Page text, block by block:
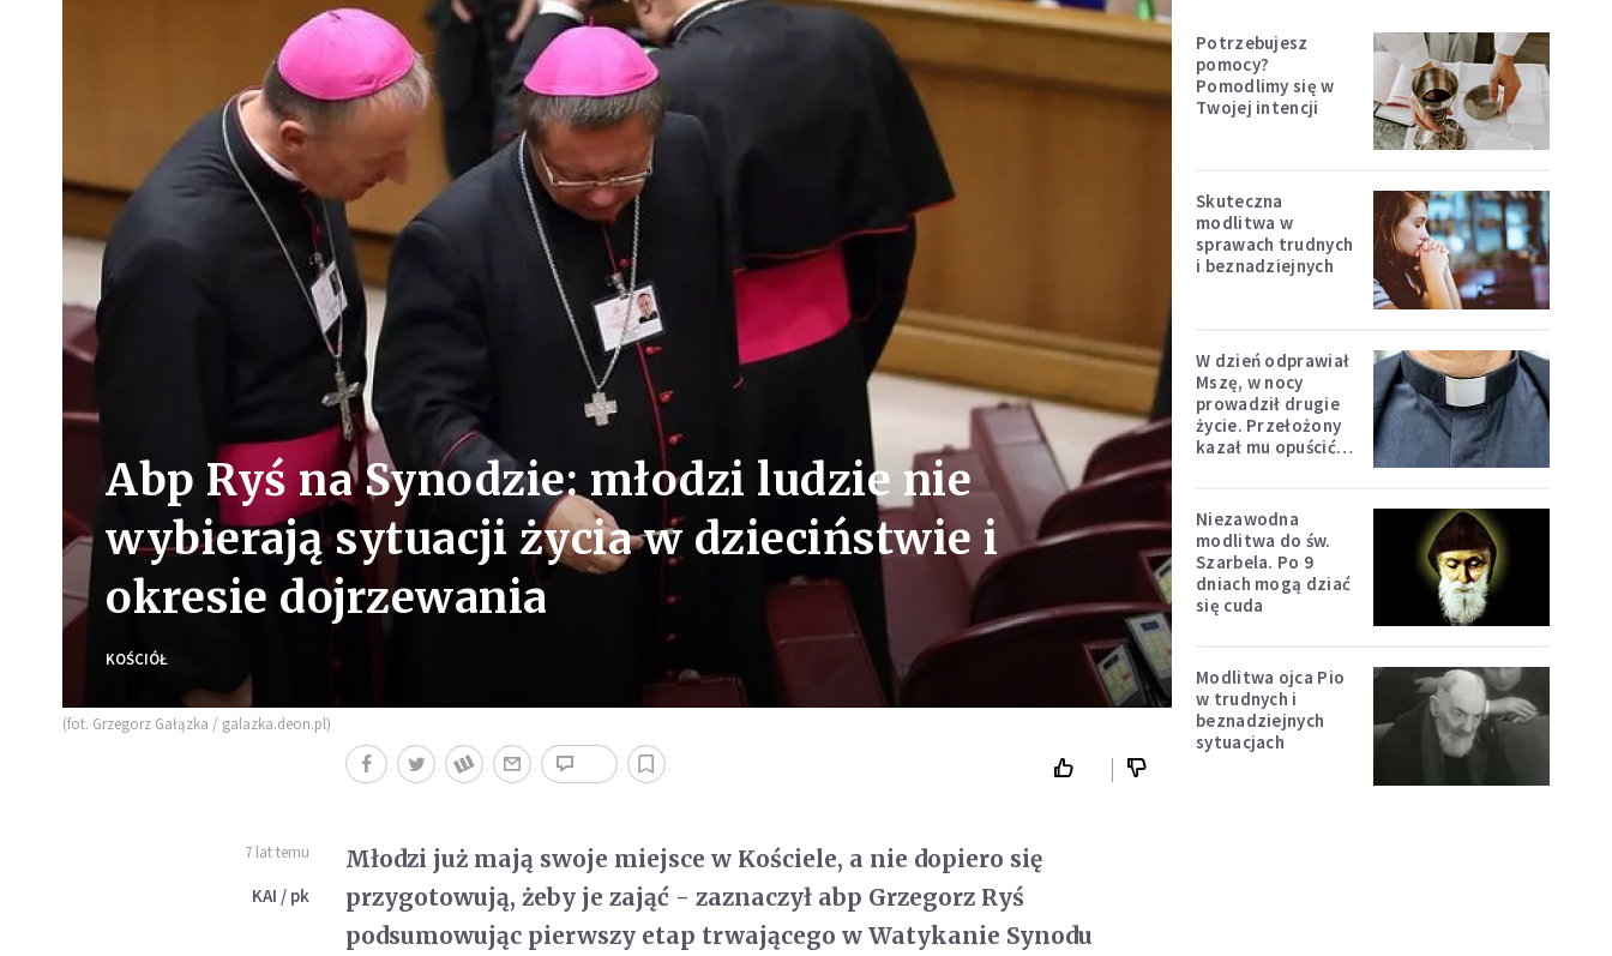
Abp Ryś na Synodzie: młodzi ludzie nie
wybierają sytuacji życia w dzieciństwie i
okresie dojrzewania
KOŚCIÓŁ
(fot. Grzegorz Gałązka / galazka.deon.pl)
7 lat temu
KAI / pk
Młodzi już mają swoje miejsce w Kościele, a nie dopiero się
przygotowują, żeby je zająć - zaznaczył abp Grzegorz Ryś
podsumowując pierwszy etap trwającego w Watykanie Synodu
Potrzebujesz
pomocy?
Pomodlimy się w
Twojej intencji
Skuteczna
modlitwa w
sprawach trudnych
i beznadziejnych
W dzień odprawiał
Mszę, w nocy
prowadził drugie
życie. Przełożony
kazał mu opuścić
Niezawodna
modlitwa do św.
Szarbela. Po 9
dniach mogą dziać
się cuda
Modlitwa ojca Pio
w trudnych i
beznadziejnych
sytuacjach